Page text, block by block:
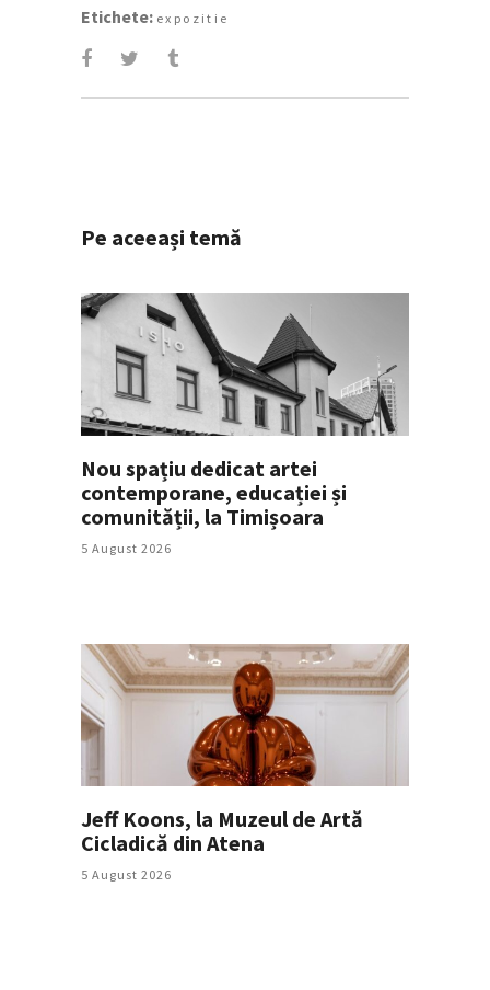
Etichete: expozitie
Pe aceeași temă
Nou spațiu dedicat artei
contemporane, educației și
comunității, la Timișoara
5 August 2026
Jeff Koons, la Muzeul de Artă
Cicladică din Atena
5 August 2026